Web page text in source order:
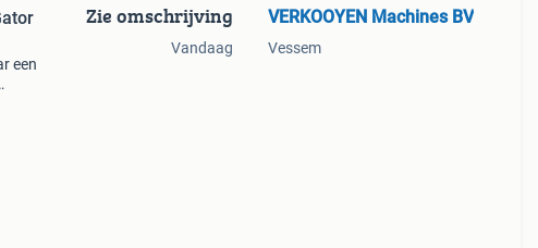
een
Zie omschrijving
Vandaag
VERKOOYEN Machines BV
Vessem